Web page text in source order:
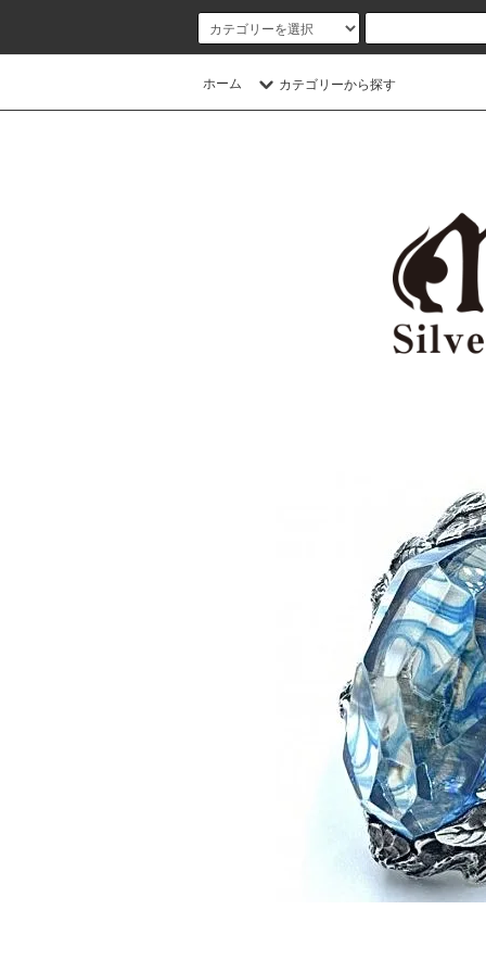
ホーム カテゴリーから探す